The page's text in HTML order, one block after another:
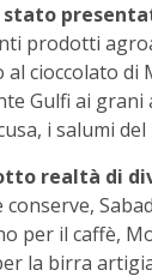
stato
prodotti
cioccolato di
Gulfi ai
i salumi
realtà di
conserve,
per il caffè,
la birra